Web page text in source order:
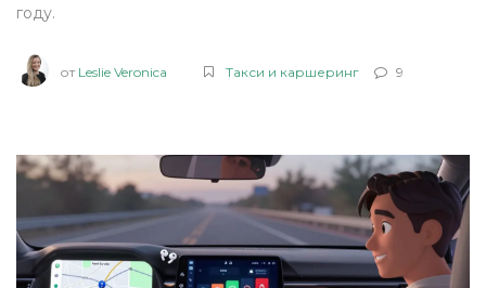
году.
от Leslie Veronica Такси и каршеринг 9